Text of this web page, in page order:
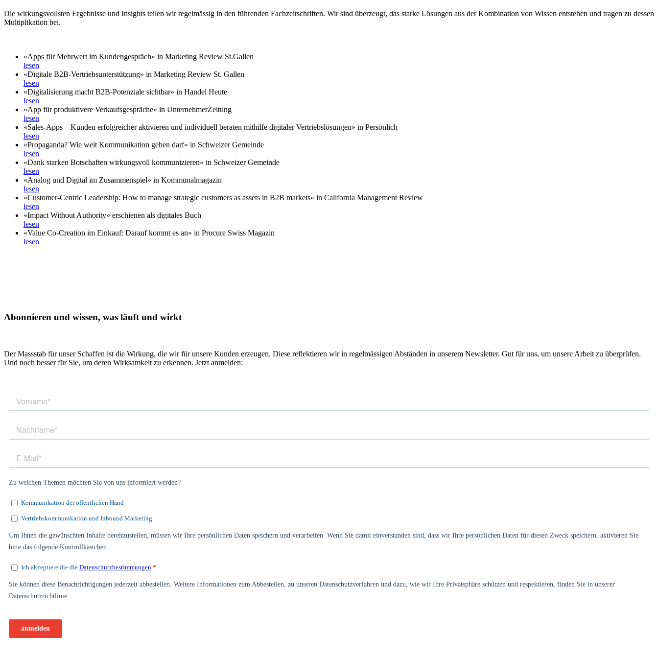
Die wirkungsvollsten Ergebnisse und Insights teilen wir regelmässig in den führenden Fachzeitschriften. Wir sind überzeugt, das starke Lösungen aus der Kombination von Wissen entstehen und tragen zu dessen
Multiplikation bei.
«Apps für Mehrwert im Kundengespräch» in Marketing Review St.Gallen
lesen
«Digitale B2B-Vertriebsunterstützung» in Marketing Review St. Gallen
lesen
«Digitalisierung macht B2B-Potenziale sichtbar» in Handel Heute
lesen
«App für produktivere Verkaufsgespräche» in UnternehmerZeitung
lesen
«Sales-Apps – Kunden erfolgreicher aktivieren und individuell beraten mithilfe digitaler Vertriebslösungen» in Persönlich
lesen
«Propaganda? Wie weit Kommunikation gehen darf» in Schweizer Gemeinde
lesen
«Dank starken Botschaften wirkungsvoll kommunizieren» in Schweizer Gemeinde
lesen
«Analog und Digital im Zusammenspiel» in Kommunalmagazin
lesen
«Customer-Centric Leadership: How to manage strategic customers as assets in B2B markets» in California Management Review
lesen
«Impact Without Authority» erschienen als digitales Buch
lesen
«Value Co-Creation im Einkauf: Darauf kommt es an» in Procure Swiss Magazin
lesen
Abonnieren und wissen, was läuft und wirkt
Der Massstab für unser Schaffen ist die Wirkung, die wir für unsere Kunden erzeugen. Diese reflektieren wir in regelmässigen Abständen in unserem Newsletter. Gut für uns, um unsere Arbeit zu überprüfen.
Und noch besser für Sie, um deren Wirksamkeit zu erkennen. Jetzt anmelden: